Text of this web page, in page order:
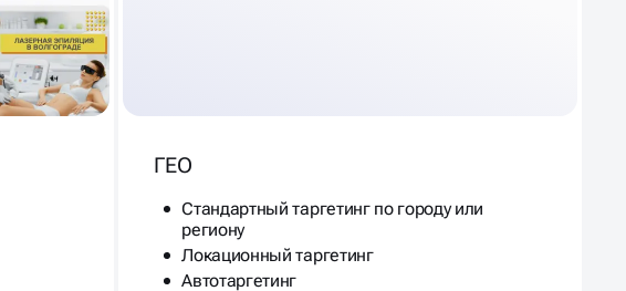
ГЕО
Стандартный таргетинг по городу или
региону
Локационный таргетинг
Автотаргетинг